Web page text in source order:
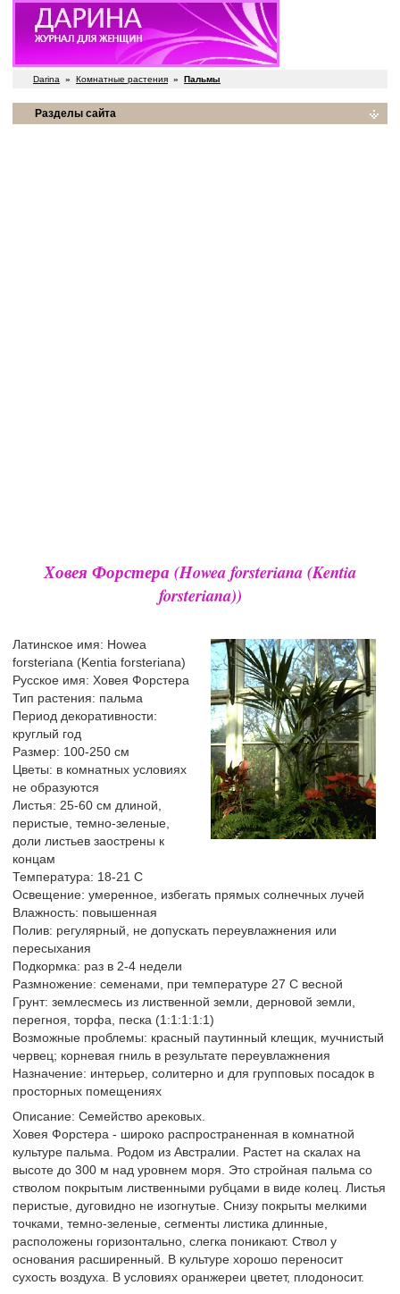
Darina » Комнатные растения » Пальмы
Разделы сайта
Ховея Форстера (Howea forsteriana (Kentia
forsteriana))
Латинское имя: Howea
forsteriana (Kentia forsteriana)
Русское имя: Ховея Форстера
Тип растения: пальма
Период декоративности:
круглый год
Размер: 100-250 см
Цветы: в комнатных условиях
не образуются
Листья: 25-60 см длиной,
перистые, темно-зеленые,
доли листьев заострены к
концам
Температура: 18-21 С
Освещение: умеренное, избегать прямых солнечных лучей
Влажность: повышенная
Полив: регулярный, не допускать переувлажнения или
пересыхания
Подкормка: раз в 2-4 недели
Размножение: семенами, при температуре 27 С весной
Грунт: землесмесь из лиственной земли, дерновой земли,
перегноя, торфа, песка (1:1:1:1:1)
Возможные проблемы: красный паутинный клещик, мучнистый
червец; корневая гниль в результате переувлажнения
Назначение: интерьер, солитерно и для групповых посадок в
просторных помещениях
Описание: Семейство арековых.
Ховея Форстера - широко распространенная в комнатной
культуре пальма. Родом из Австралии. Растет на скалах на
высоте до 300 м над уровнем моря. Это стройная пальма со
стволом покрытым лиственными рубцами в виде колец. Листья
перистые, дуговидно не изогнутые. Снизу покрыты мелкими
точками, темно-зеленые, сегменты листика длинные,
расположены горизонтально, слегка поникают. Ствол у
основания расширенный. В культуре хорошо переносит
сухость воздуха. В условиях оранжереи цветет, плодоносит.